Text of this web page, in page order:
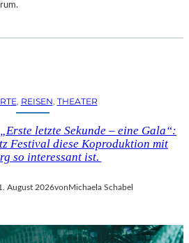
W
S
C
H
N
N
, REISEN THEATER
letzte Sekunde – eine Gala“:
Festival diese Koproduktion mit
so interessant ist.
August 2026vonMichaela Schabel